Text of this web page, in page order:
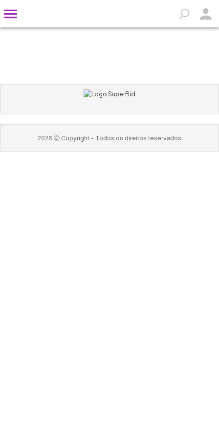
2026 Ⓒ Copyright - Todos os direitos reservados